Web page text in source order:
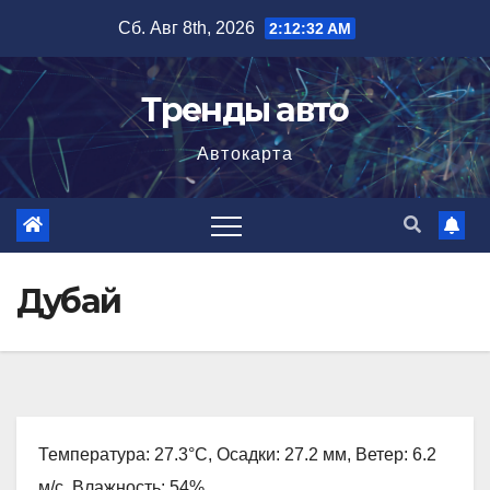
содержимому
Сб. Авг 8th, 2026 2:12:33 AM
Тренды авто
Автокарта
Дубай
Температура: 27.3°C, Осадки: 27.2 мм, Ветер: 6.2